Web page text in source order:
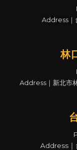
Address｜
林
Address｜新北市
Address｜